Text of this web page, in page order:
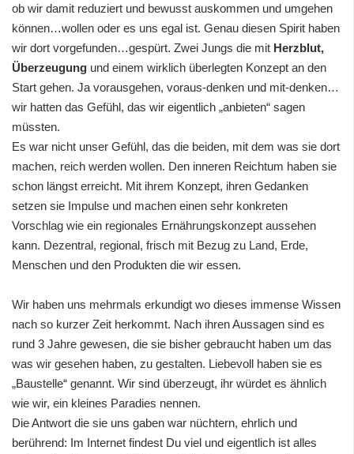
ob wir damit reduziert und bewusst auskommen und umgehen
können…wollen oder es uns egal ist. Genau diesen Spirit haben
wir dort vorgefunden…gespürt. Zwei Jungs die mit Herzblut,
Überzeugung und einem wirklich überlegten Konzept an den
Start gehen. Ja vorausgehen, voraus-denken und mit-denken…
wir hatten das Gefühl, das wir eigentlich „anbieten“ sagen
müssten.
Es war nicht unser Gefühl, das die beiden, mit dem was sie dort
machen, reich werden wollen. Den inneren Reichtum haben sie
schon längst erreicht. Mit ihrem Konzept, ihren Gedanken
setzen sie Impulse und machen einen sehr konkreten
Vorschlag wie ein regionales Ernährungskonzept aussehen
kann. Dezentral, regional, frisch mit Bezug zu Land, Erde,
Menschen und den Produkten die wir essen.
Wir haben uns mehrmals erkundigt wo dieses immense Wissen
nach so kurzer Zeit herkommt. Nach ihren Aussagen sind es
rund 3 Jahre gewesen, die sie bisher gebraucht haben um das
was wir gesehen haben, zu gestalten. Liebevoll haben sie es
„Baustelle“ genannt. Wir sind überzeugt, ihr würdet es ähnlich
wie wir, ein kleines Paradies nennen.
Die Antwort die sie uns gaben war nüchtern, ehrlich und
berührend: Im Internet findest Du viel und eigentlich ist alles